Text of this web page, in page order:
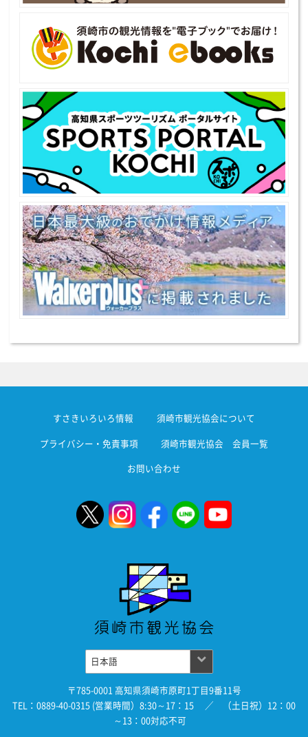
すさきいろいろ情報 須崎市観光協会について
プライバシー・免責事項 須崎市観光協会 会員一覧
お問い合わせ
〒785-0001 高知県須崎市原町1丁目9番11号
TEL：0889-40-0315 (営業時間）8:30～17：15 ／ （土日祝）12：00
～13：00対応不可